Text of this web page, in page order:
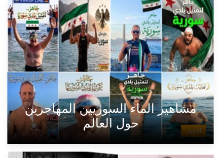
الأخبار
مشاهير الماء السوريين المهاجرين
حول العالم